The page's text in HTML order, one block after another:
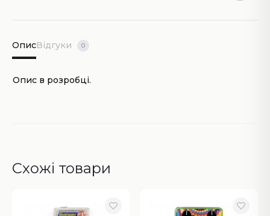
ОписВідгуки 0
Опис в розробці.
Схожі товари